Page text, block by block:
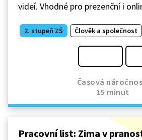
videí. Vhodné pro prezenční i
2. stupeň ZŠ Člověk a společnost
Časová
15 minut
Pracovní list: Zima v